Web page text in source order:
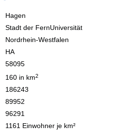
Hagen
Stadt der FernUniversität
Nordrhein-Westfalen
HA
58095
160 in km2
186243
89952
96291
1161 Einwohner je km²